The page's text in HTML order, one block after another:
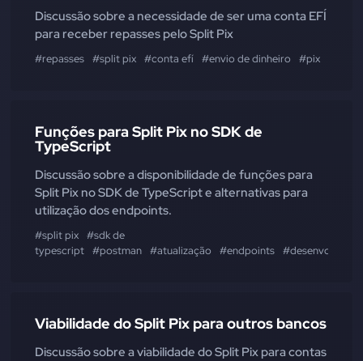
Discussão sobre a necessidade de ser uma conta EFÍ
para receber repasses pelo Split Pix
#repasses #split pix #conta efí #envio de dinheiro #pix
Funções para Split Pix no SDK de
TypeScript
Discussão sobre a disponibilidade de funções para
Split Pix no SDK de TypeScript e alternativas para
utilização dos endpoints.
#split pix #sdk de
typescript #postman #atualização #endpoints
Viabilidade do Split Pix para outros bancos
Discussão sobre a viabilidade do Split Pix para contas